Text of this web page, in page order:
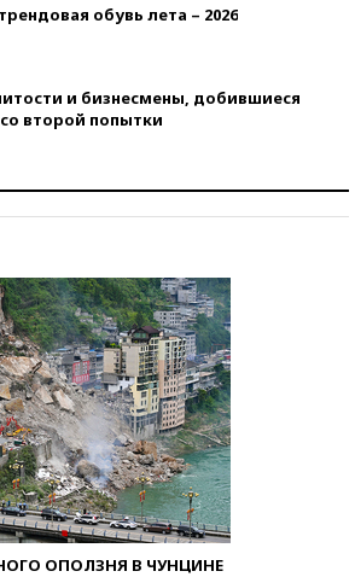
обувь лета – 2026
и бизнесмены, добившиеся
второй попытки
ОПОЛЗНЯ В ЧУНЦИНЕ